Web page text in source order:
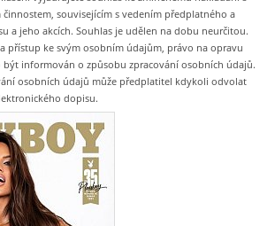
souvisejícím s vedením předplatného a
a jeho akcích. Souhlas je udělen na dobu neurčitou.
přístup ke svým osobním údajům, právo na opravu
informován o způsobu zpracování osobních údajů.
osobních údajů může předplatitel kdykoli odvolat
dopisu.